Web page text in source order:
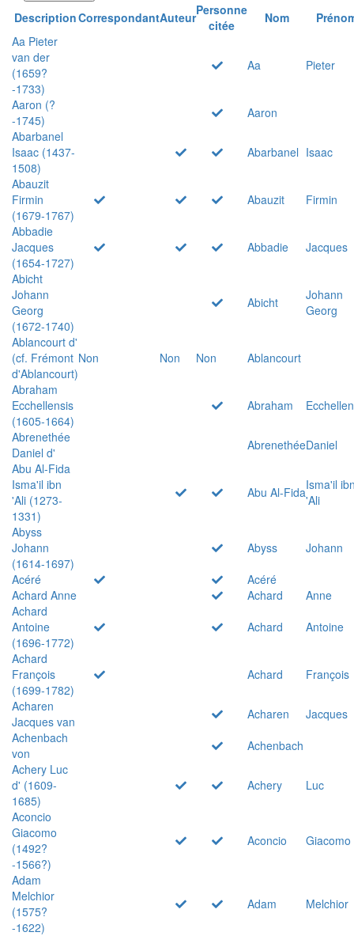
DescriptionCorrespondantAuteurPersonne
citée
Nom
Aa Pieter
van der
(1659?
-1733)
Aa Pieter
Aaron (?
-1745)
Aaron
Abarbanel
Isaac (1437-
1508)
Abarbanel Isaac
Abauzit
Firmin
(1679-1767)
Abauzit
Firmin
Abbadie
Jacques
(1654-1727)
Abbadie
Jacques
Abicht
Johann
Georg
(1672-1740)
Abicht
Johann
Georg
Ablancourt d'
(cf. Frémont
d'Ablancourt)
Non Non Non
Ablancourt
Abraham
Ecchellensis
(1605-1664)
Abraham
Abrenethée
Daniel d'
AbrenethéeDaniel
Abu Al-Fida
Isma'il ibn
'Ali (1273-
1331)
Abu Al-FidaIsma'il
'Ali
Abyss
Johann
(1614-1697)
Abyss
Johann
Acéré
Acéré
Achard Anne
Achard
Anne
Achard
Antoine
(1696-1772)
Achard
Antoine
Achard
François
(1699-1782)
Achard
François
Acharen
Jacques van
Acharen
Jacques
Achenbach
von
Achenbach
Achery Luc
d' (1609-
1685)
Achery
Luc
Aconcio
Giacomo
(1492?
-1566?)
Aconcio Giacomo
Adam
Melchior
(1575?
-1622)
Adam Melchior